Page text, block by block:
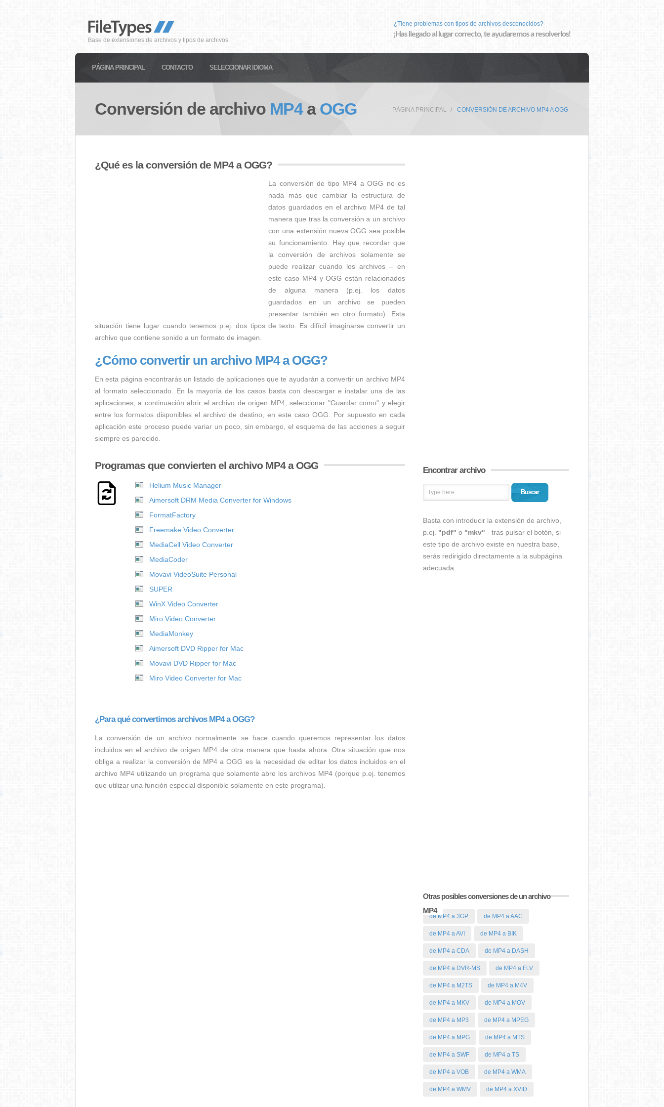
Base de extensiones de archivos y tipos de archivos
¿Tiene problemas con tipos de archivos desconocidos?
¡Has llegado al lugar correcto, te ayudaremos a resolverlos!
PÁGINA PRINCIPAL CONTACTO SELECCIONAR IDIOMA
Conversión de archivo MP4aOGG PÁGINA PRINCIPAL CONVERSIÓN DE ARCHIVO MP4 A OGG
¿Qué es la conversión de MP4 a OGG?
La conversión de tipo MP4 a OGG no es
nada más que cambiar la estructura de
datos guardados en el archivo MP4 de tal
manera que tras la conversión a un archivo
con una extensión nueva OGG sea posible
su funcionamiento. Hay que recordar que
la conversión de archivos solamente se
puede realizar cuando los archivos – en
este caso MP4 y OGG están relacionados
de alguna manera (p.ej. los datos
guardados en un archivo se pueden
presentar también en otro formato). Esta
situación tiene lugar cuando tenemos p.ej. dos tipos de texto. Es difícil imaginarse convertir un
archivo que contiene sonido a un formato de imagen.
¿Cómo convertir un archivo MP4 a OGG?
En esta página encontrarás un listado de aplicaciones que te ayudarán a convertir un archivo MP4
al formato seleccionado. En la mayoría de los casos basta con descargar e instalar una de las
aplicaciones, a continuación abrir el archivo de origen MP4, seleccionar "Guardar como" y elegir
entre los formatos disponibles el archivo de destino, en este caso OGG. Por supuesto en cada
aplicación este proceso puede variar un poco, sin embargo, el esquema de las acciones a seguir
siempre es parecido.
Programas que convierten el archivo MP4 a OGG
Helium Music Manager
Aimersoft DRM Media Converter for Windows
FormatFactory
Freemake Video Converter
MediaCell Video Converter
MediaCoder
Movavi VideoSuite Personal
SUPER
WinX Video Converter
Miro Video Converter
MediaMonkey
Aimersoft DVD Ripper for Mac
Movavi DVD Ripper for Mac
Miro Video Converter for Mac
¿Para qué convertimos archivos MP4 a OGG?
La conversión de un archivo normalmente se hace cuando queremos representar los datos
incluidos en el archivo de origen MP4 de otra manera que hasta ahora. Otra situación que nos
obliga a realizar la conversión de MP4 a OGG es la necesidad de editar los datos incluidos en el
archivo MP4 utilizando un programa que solamente abre los archivos MP4 (porque p.ej. tenemos
que utilizar una función especial disponible solamente en este programa).
Encontrar archivo
Buscar
Basta con introducir la extensión de archivo,
p.ej. "pdf" o "mkv" - tras pulsar el botón, si
este tipo de archivo existe en nuestra base,
serás redirigido directamente a la subpágina
adecuada.
Otras posibles conversiones de un archivo
MP4
de MP4 a 3GP de MP4 a AAC
de MP4 a AVI de MP4 a BIK
de MP4 a CDA de MP4 a DASH
de MP4 a DVR-MS de MP4 a FLV
de MP4 a M2TS de MP4 a M4V
de MP4 a MKV de MP4 a MOV
de MP4 a MP3 de MP4 a MPEG
de MP4 a MPG de MP4 a MTS
de MP4 a SWF de MP4 a TS
de MP4 a VOB de MP4 a WMA
de MP4 a WMV de MP4 a XVID